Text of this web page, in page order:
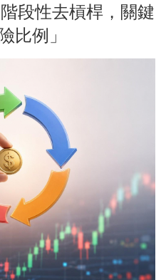
段性去槓桿，關鍵
比例」